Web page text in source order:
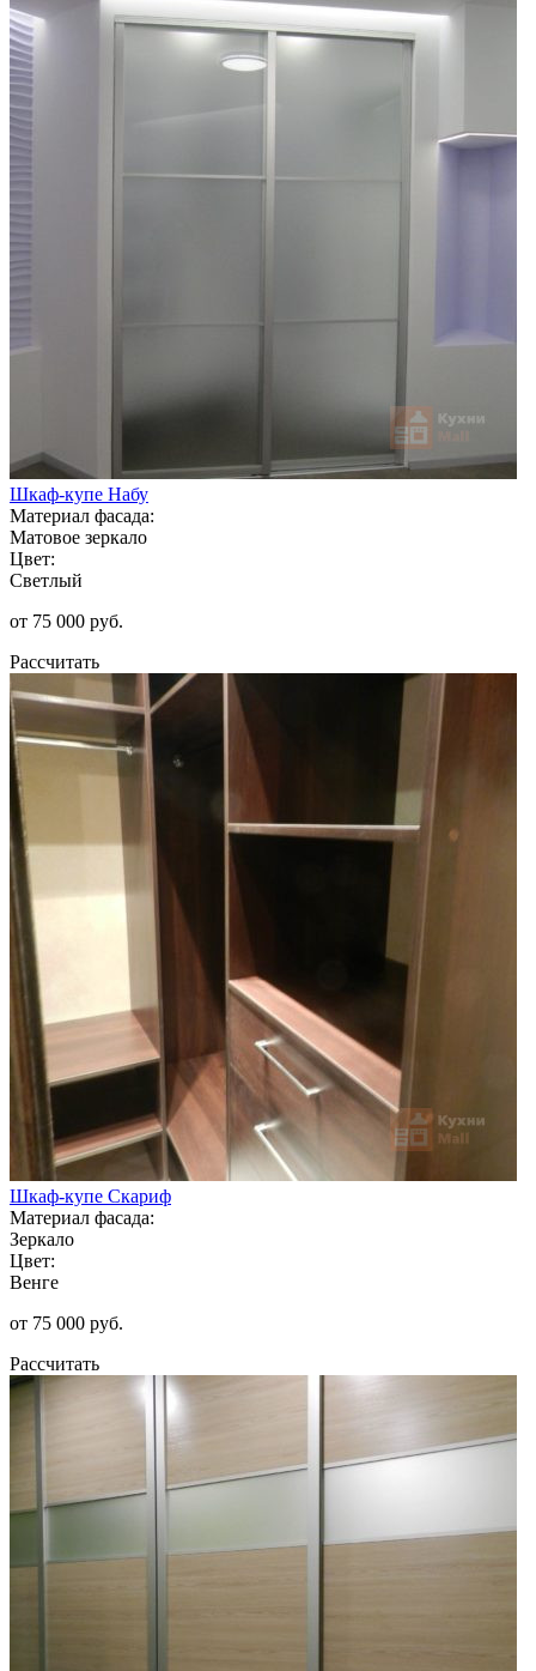
Шкаф-купе Набу
Материал фасада:
Матовое зеркало
Цвет:
Светлый
от 75 000 руб.
Рассчитать
Шкаф-купе Скариф
Материал фасада:
Зеркало
Цвет:
Венге
от 75 000 руб.
Рассчитать